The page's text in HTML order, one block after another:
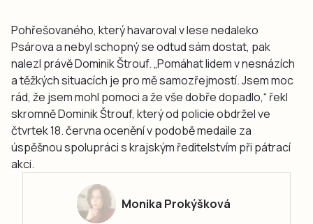
Pohřešovaného, který havaroval v lese nedaleko
Psárova a nebyl schopný se odtud sám dostat, pak
nalezl právě Dominik Štrouf. „Pomáhat lidem v nesnázích
a těžkých situacích je pro mě samozřejmostí. Jsem moc
rád, že jsem mohl pomoci a že vše dobře dopadlo,“ řekl
skromně Dominik Štrouf, který od policie obdržel ve
čtvrtek 18. června ocenění v podobě medaile za
úspěšnou spolupráci s krajským ředitelstvím při pátrací
akci.
Monika Prokýšková